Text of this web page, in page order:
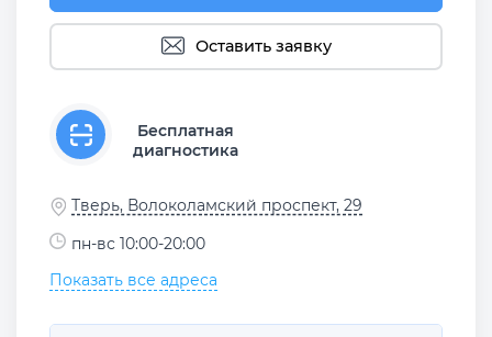
Оставить заявку
Бесплатная
диагностика
Тверь, Волоколамский проспект, 29
пн-вс 10:00-20:00
Показать все адреса